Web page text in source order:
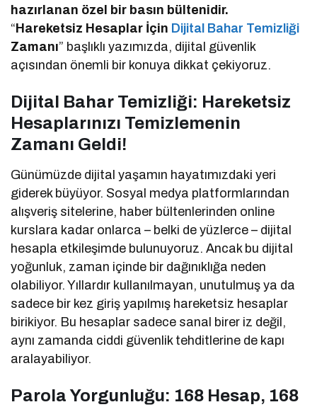
hazırlanan özel bir basın bültenidir.
“ Hareketsiz Hesaplar İçin Dijital Bahar Temizliği
Zamanı” başlıklı yazımızda, dijital güvenlik
açısından önemli bir konuya dikkat çekiyoruz.
Dijital Bahar Temizliği: Hareketsiz
Hesaplarınızı Temizlemenin
Zamanı Geldi!
Günümüzde dijital yaşamın hayatımızdaki yeri
giderek büyüyor. Sosyal medya platformlarından
alışveriş sitelerine, haber bültenlerinden online
kurslara kadar onlarca – belki de yüzlerce – dijital
hesapla etkileşimde bulunuyoruz. Ancak bu dijital
yoğunluk, zaman içinde bir dağınıklığa neden
olabiliyor. Yıllardır kullanılmayan, unutulmuş ya da
sadece bir kez giriş yapılmış hareketsiz hesaplar
birikiyor. Bu hesaplar sadece sanal birer iz değil,
aynı zamanda ciddi güvenlik tehditlerine de kapı
aralayabiliyor.
Parola Yorgunluğu: 168 Hesap, 168